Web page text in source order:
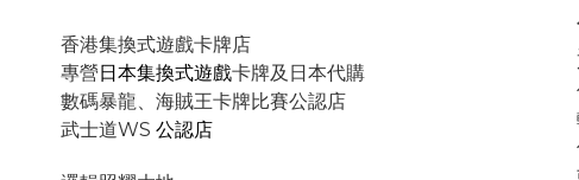
香港集換式遊戲卡牌店
專營日本集換式遊戲卡牌及日本代購
數碼暴龍、海賊王卡牌比賽公認店
武士道WS 公認店